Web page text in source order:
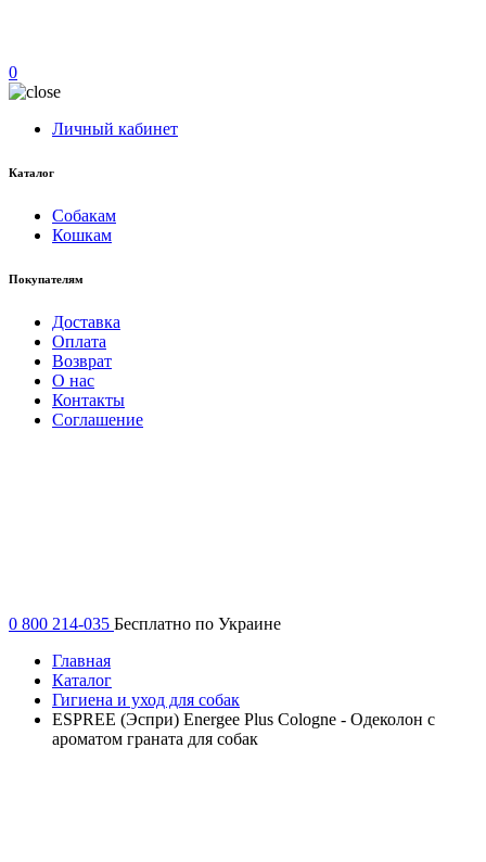
0
Личный кабинет
Каталог
Собакам
Кошкам
Покупателям
Доставка
Оплата
Возврат
О нас
Контакты
Соглашение
0 800 214-035 Бесплатно по Украине
Главная
Каталог
Гигиена и уход для собак
ESPREE (Эспри) Energee Plus Cologne - Одеколон с
ароматом граната для собак